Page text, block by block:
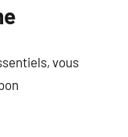
vous